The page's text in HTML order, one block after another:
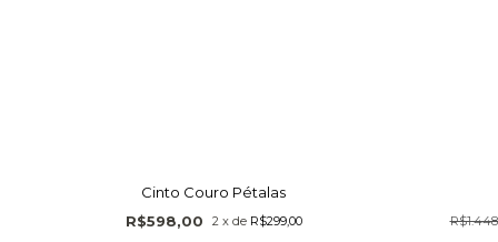
Cinto Couro Pétalas
R$598,00
2 x de R$299,00